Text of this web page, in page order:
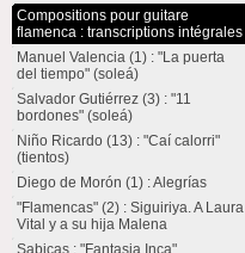
Compositions pour guitare
flamenca : transcriptions intégrales
Manuel Valencia (1) : "La puerta
del tiempo" (soleá)
Salvador Gutiérrez (3) : "11
bordones" (soleá)
Niño Ricardo (13) : "Caí calorri"
(tientos)
Diego de Morón (1) : Alegrías
"Flamencas" (2) : Siguiriya. A Laura
Vital y a su hija Malena
Sabicas : "Fantasia Inca"